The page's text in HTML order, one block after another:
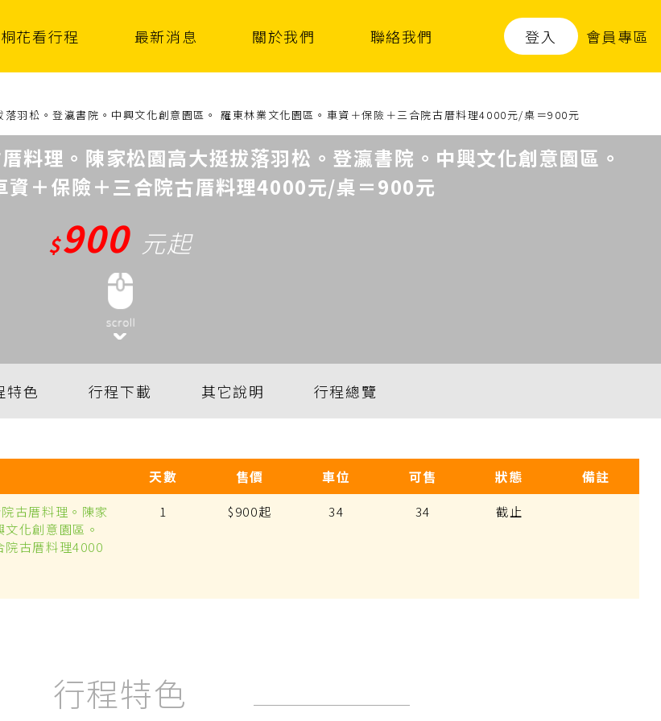
桐花看行程 最新消息 關於我們 聯絡我們 登入 會員專區
羽松。登瀛書院。中興文化創意園區。 羅東林業文化園區。車資＋保險＋三合院古厝料理4000元/桌＝900元
料理。陳家松園高大挺拔落羽松。登瀛書院。中興文化創意園區。
資＋保險＋三合院古厝料理4000元/桌＝900元
$900 元起
特色 行程下載 其它說明 行程總覽
天數 售價 車位 可售 狀態 備註
古厝料理。陳家
化創意園區。
院古厝料理4000
1 $900起 34 34 截止
行程特色